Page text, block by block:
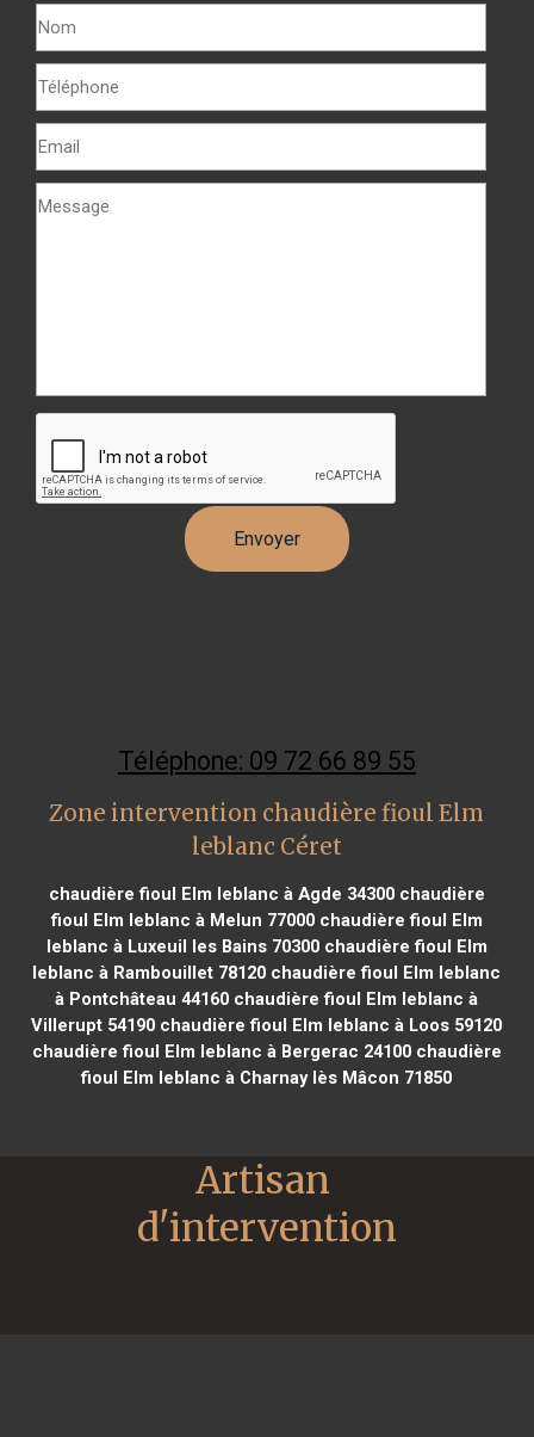
Téléphone: 09 72 66 89 55
Zone intervention chaudière fioul Elm
leblanc Céret
chaudière fioul Elm leblanc à Agde 34300chaudière
fioul Elm leblanc à Melun 77000chaudière fioul Elm
leblanc à Luxeuil les Bains 70300chaudière fioul Elm
leblanc à Rambouillet 78120 chaudière fioul Elm leblanc
à Pontchâteau 44160 chaudière fioul Elm leblanc à
Villerupt 54190 chaudière fioul Elm leblanc à Loos 59120
chaudière fioul Elm leblanc à Bergerac 24100chaudière
fioul Elm leblanc à Charnay lès Mâcon 71850
Artisan
d'intervention